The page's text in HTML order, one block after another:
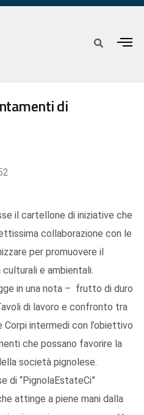
di
il cartellone di iniziative che
collaborazione con le
per promuovere il
e ambientali.
in una nota – frutto di duro
di lavoro e confronto tra
Corpi intermedi con l’obiettivo
che possano favorire la
società pignolese.
di “PignolaEstateCi”
attinge a piene mani dalla